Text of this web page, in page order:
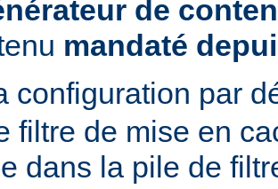
de
mandaté
configuration par
filtre de mise en
dans la pile de